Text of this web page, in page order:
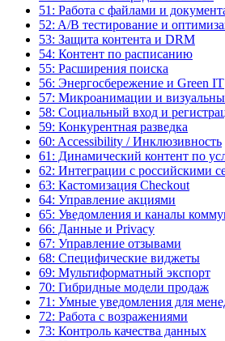
51: Работа с файлами и
52: A/B тестирование и
53: Защита контента и DRM
54: Контент по расписанию
55: Расширения поиска
56: Энергосбережение и Green IT
57: Микроанимации и
58: Социальный вход и
59: Конкурентная разведка
60: Accessibility / Инклюзивность
61: Динамический контент по
62: Интеграции с российскими
63: Кастомизация Checkout
64: Управление акциями
65: Уведомления и каналы
66: Данные и Privacy
67: Управление отзывами
68: Специфические виджеты
69: Мультиформатный экспорт
70: Гибридные модели продаж
71: Умные уведомления для
72: Работа с возражениями
73: Контроль качества данных